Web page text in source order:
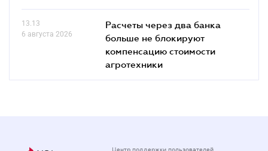
13.13
6 августа 2026
Расчеты через два банка
больше не блокируют
компенсацию стоимости
агротехники
Центр поддержки пользователей